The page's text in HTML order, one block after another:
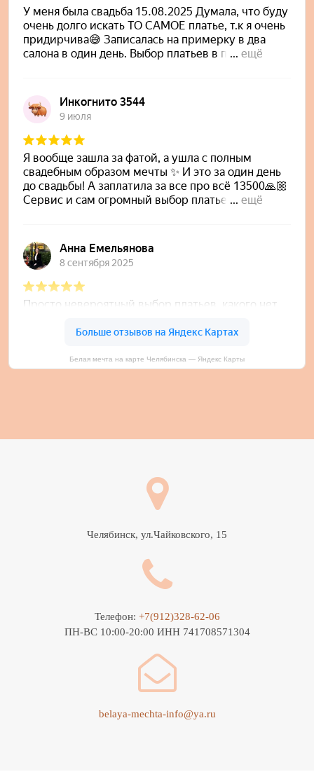
Белая мечта на карте Челябинска — Яндекс Карты
Челябинск, ул.Чайковского, 15
Телефон: +7(912)328-62-06
ПН-ВС 10:00-20:00 ИНН 741708571304
belaya-mechta-info@ya.ru